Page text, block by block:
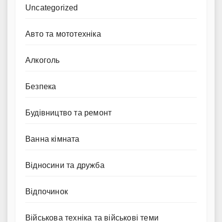
Uncategorized
Авто та мототехніка
Алкоголь
Безпека
Будівництво та ремонт
Ванна кімната
Відносини та дружба
Відпочинок
Військова техніка та військові теми